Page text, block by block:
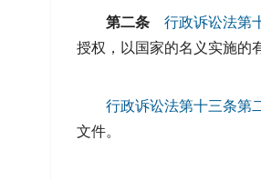
第二条 行政诉讼法第
授权，以国家的名义实施的
行政诉讼法第十三条第
文件。